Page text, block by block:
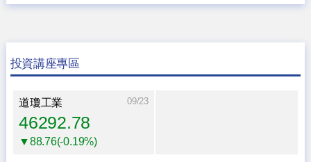
投資講座專區
道瓊工業 09/23
46292.78
▼88.76(-0.19%)